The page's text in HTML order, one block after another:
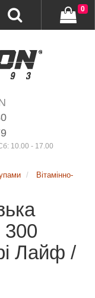
10.00 - 17.00
0
Вітамінно-
300
Лайф /